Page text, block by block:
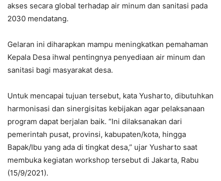
akses secara global terhadap air minum dan sanitasi pada
2030 mendatang.
Gelaran ini diharapkan mampu meningkatkan pemahaman
Kepala Desa ihwal pentingnya penyediaan air minum dan
sanitasi bagi masyarakat desa.
Untuk mencapai tujuan tersebut, kata Yusharto, dibutuhkan
harmonisasi dan sinergisitas kebijakan agar pelaksanaan
program dapat berjalan baik. “Ini dilaksanakan dari
pemerintah pusat, provinsi, kabupaten/kota, hingga
Bapak/Ibu yang ada di tingkat desa,” ujar Yusharto saat
membuka kegiatan workshop tersebut di Jakarta, Rabu
(15/9/2021).